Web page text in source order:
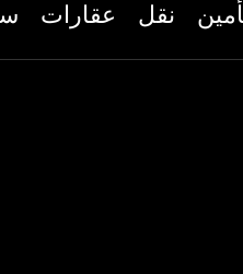
نقل عقارات